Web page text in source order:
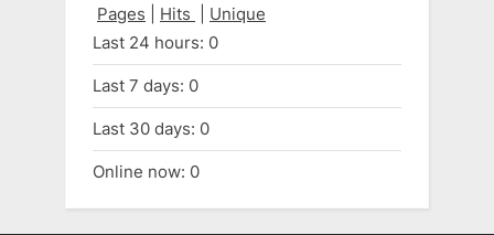
Pages Hits
Unique
Last 24 hours: 0
Last 7 days: 0
Last 30 days: 0
Online now: 0